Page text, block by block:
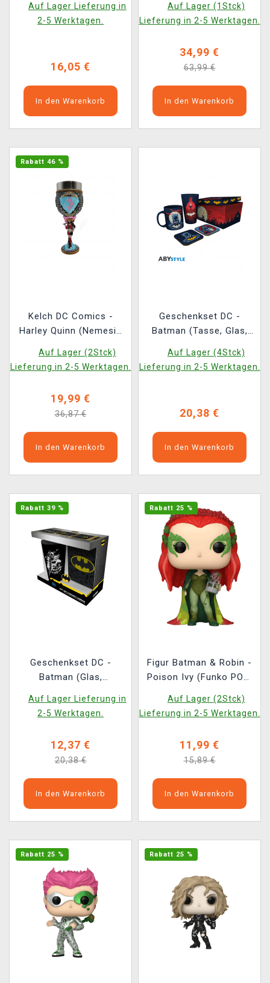
Auf Lager Lieferung in
2-5 Werktagen.
16,05 €
In den Warenkorb
Jetzt)
Auf Lager (1Stck)
Lieferung in 2-5 Werktagen.
34,99 €
63,99 €
In den Warenkorb
Rabatt 46 %
Kelch DC Comics -
Harley Quinn (Nemesis
Auf Lager (2Stck)
Lieferung in 2-5 Werktagen.
19,99 €
36,87 €
In den Warenkorb
Geschenkset DC -
Batman (Tasse, Glas,
Auf Lager (4Stck)
Lieferung in 2-5 Werktagen.
20,38 €
In den Warenkorb
Rabatt 39 %
Geschenkset DC -
Batman (Glas,
Notizbuch)
Auf Lager Lieferung in
2-5 Werktagen.
12,37 €
20,38 €
In den Warenkorb
Rabatt 25 %
Figur Batman & Robin -
Poison Ivy (Funko POP!
Auf Lager (2Stck)
Lieferung in 2-5 Werktagen.
11,99 €
15,89 €
In den Warenkorb
Rabatt 25 % Rabatt 25 %